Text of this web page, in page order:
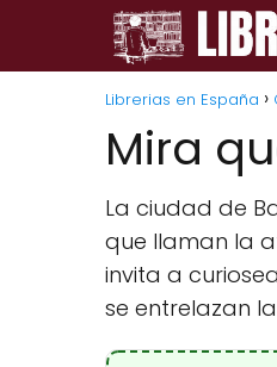
Librerias en España
Mira
La ciudad de
que llaman la
invita a
se entrelazan